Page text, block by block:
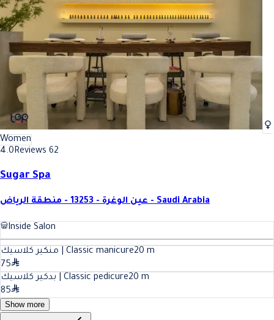
Women
4.0Reviews 62
Sugar Spa
عين الوغرة - 13253 - منطقة الرياض - Saudi Arabia
Inside Salon
منكير كلاسيك | Classic manicure20 m
75
بدكير كلاسيك | Classic pedicure20 m
85
Show more